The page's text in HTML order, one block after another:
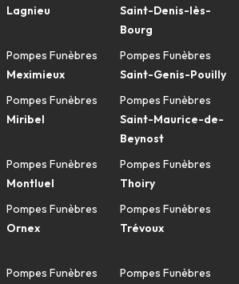
Lagnieu
Pompes Funèbres
Meximieux
Pompes Funèbres
Miribel
Pompes Funèbres
Montluel
Pompes Funèbres
Ornex
Pompes Funèbres
Saint-Denis-lès-
Bourg
Pompes Funèbres
Saint-Genis-Pouilly
Pompes Funèbres
Saint-Maurice-de-
Beynost
Pompes Funèbres
Thoiry
Pompes Funèbres
Trévoux
Pompes Funèbres